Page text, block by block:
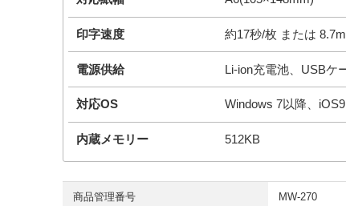
印字速度 約17秒/枚 または
電源供給 Li-ion充電池、USBケ
対応OS Windows 7以降、
内蔵メモリー 512KB
商品管理番号 MW-270